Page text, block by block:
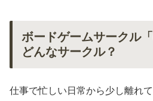
ボードゲームサークル
どんなサークル？
仕事で忙しい日常から少し離れ